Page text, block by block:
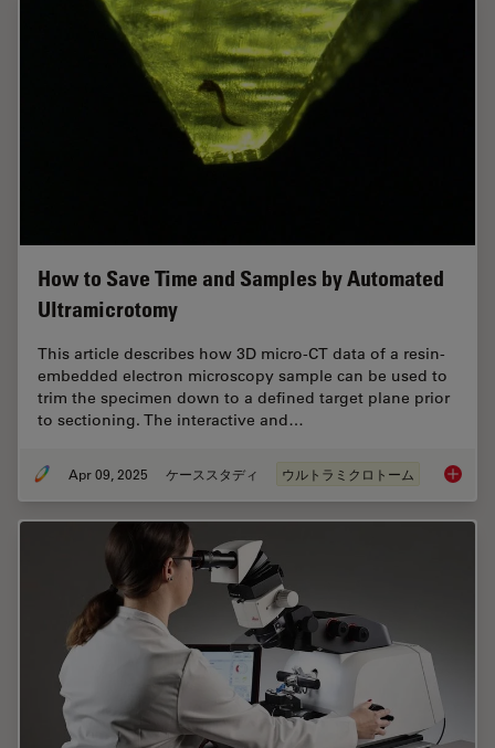
How to Save Time and Samples by Automated
Ultramicrotomy
This article describes how 3D micro-CT data of a resin-
embedded electron microscopy sample can be used to
trim the specimen down to a defined target plane prior
to sectioning. The interactive and…
Apr 09, 2025 ケーススタディ ウルトラミクロトーム How to